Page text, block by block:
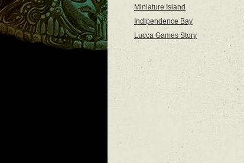
Miniature Island
Indipendence Bay
Lucca Games Story